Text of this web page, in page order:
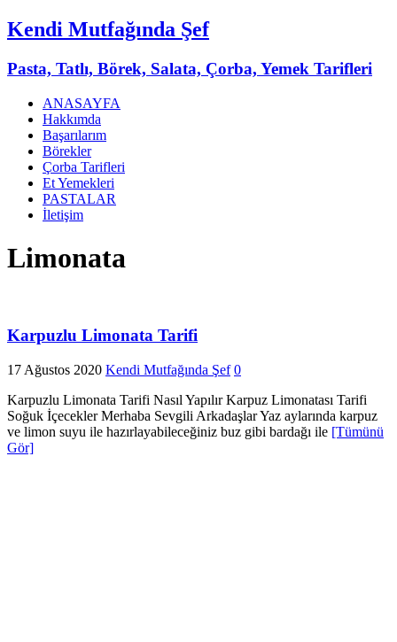
Kendi Mutfağında Şef
Pasta, Tatlı, Börek, Salata, Çorba, Yemek Tarifleri
ANASAYFA
Hakkımda
Başarılarım
Börekler
Çorba Tarifleri
Et Yemekleri
PASTALAR
İletişim
Limonata
Karpuzlu Limonata Tarifi
17 Ağustos 2020 Kendi Mutfağında Şef 0
Karpuzlu Limonata Tarifi Nasıl Yapılır Karpuz Limonatası Tarifi
Soğuk İçecekler Merhaba Sevgili Arkadaşlar Yaz aylarında karpuz
ve limon suyu ile hazırlayabileceğiniz buz gibi bardağı ile [Tümünü
Gör]